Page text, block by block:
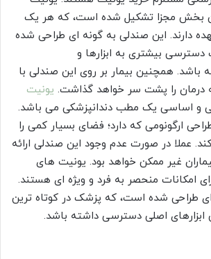
بخش مجزا تشکیل شده است، که هر یک
دارند. این صندلی به گونه ای طراحی شده
بیشتری به ابزارها و
باشد. همچنین بیمار بر روی این صندلی با
درمان را پشت سر خواهد گذاشت. یونیت
و اساسی یک مطب دندانپزشکی می باشد.
ارگونومی که دارد؛ فضای بسیار کمی را
عملا در صورت عدم وجود این صندلی ارائه
غیر ممکن خواهد بود. یونیت های
امکانات منحصر به فرد و ویژه ای هستند.
طراحی شده است، که پزشک در کوتاه ترین
ابزارهای اصلی دسترسی داشته باشد.